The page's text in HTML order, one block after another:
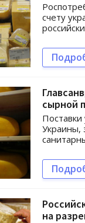
счету
сырной
Украины,
на